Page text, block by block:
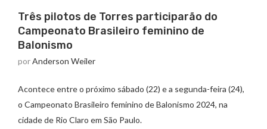
Três pilotos de Torres participarão do
Campeonato Brasileiro feminino de
Balonismo
porAnderson Weiler
Acontece entre o próximo sábado (22) e a segunda-feira (24),
o Campeonato Brasileiro feminino de Balonismo 2024, na
cidade de Rio Claro em São Paulo.